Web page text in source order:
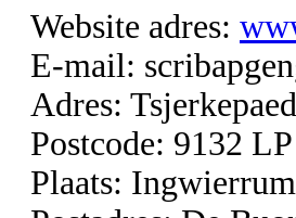
Website adres:
E-mail:
Adres:
Postcode: 9132 LP
Plaats: Ingwierrum